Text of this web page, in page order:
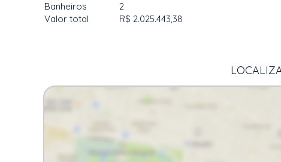
Banheiros
2
Valor total
R$ 2.025.443,38